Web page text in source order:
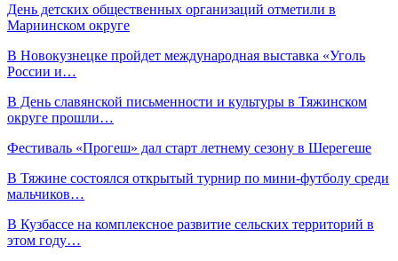
День детских общественных организаций отметили в
Мариинском округе
В Новокузнецке пройдет международная выставка «Уголь
России и…
В День славянской письменности и культуры в Тяжинском
округе прошли…
Фестиваль «Прогеш» дал старт летнему сезону в Шерегеше
В Тяжине состоялся открытый турнир по мини-футболу среди
мальчиков…
В Кузбассе на комплексное развитие сельских территорий в
этом году…